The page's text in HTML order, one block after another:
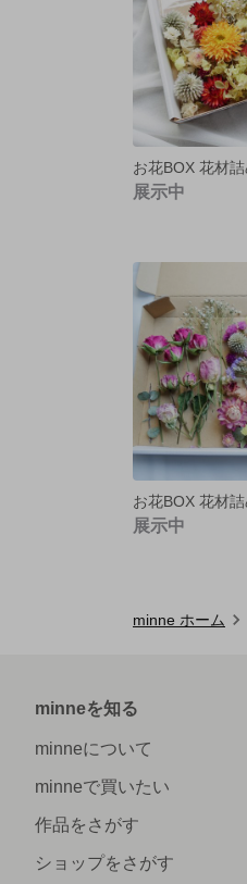
展示中
展示中
minne ホーム
minneを知る
minneについて
minneで買いたい
作品をさがす
ショップをさがす